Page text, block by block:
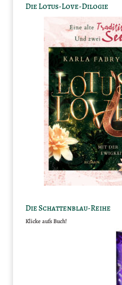
Die Lotus-Love-Dilogie
Die Schattenblau-Reihe
Klicke aufs Buch!